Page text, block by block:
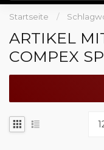
Startseite /
ARTIKEL
COMPEX